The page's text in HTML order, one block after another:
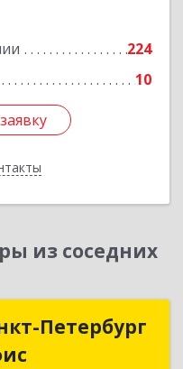
224
10
Подробнее
из соседних
Петербург
Петербург
офис